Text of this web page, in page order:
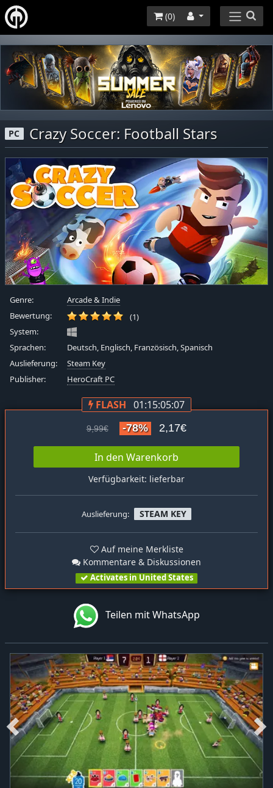
(0)
PC Crazy Soccer: Football Stars
Genre:
Arcade & Indie
Bewertung:
(1)
System:
Sprachen:
Deutsch, Englisch, Französisch, Spanisch
Auslieferung:
Steam Key
Publisher:
HeroCraft PC
FLASH 01:15:05:07
9,99€ -78% 2,17€
In den Warenkorb
Verfügbarkeit: lieferbar
Auslieferung: STEAM KEY
Auf meine Merkliste
Kommentare & Diskussionen
Activates in United States
Teilen mit WhatsApp